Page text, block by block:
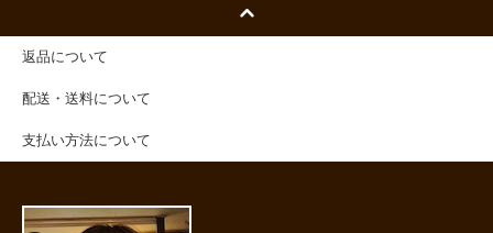
返品について
配送・送料について
支払い方法について